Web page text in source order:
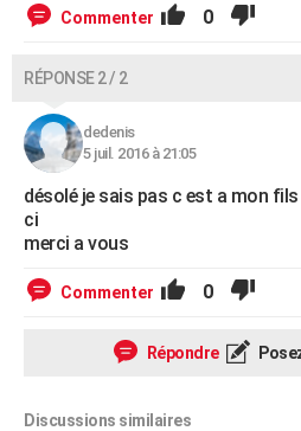
S'inscrire
Se connecter
Lycées
Collèges
Primaires
Universités
Entreprises
Service militaire
Avis de recherche
AVIS DE DÉCÈS
FORUM
Bricolage
Lifestyle
Culture
Sport
Auto
Television
Voyage
Cinema
Commenter 0
RÉPONSE 2 / 2
dedenis
5 juil. 2016 à 21:05
désolé je sais pas c est a mon
ci
merci a vous
Commenter 0
Répondre
Discussions similaires